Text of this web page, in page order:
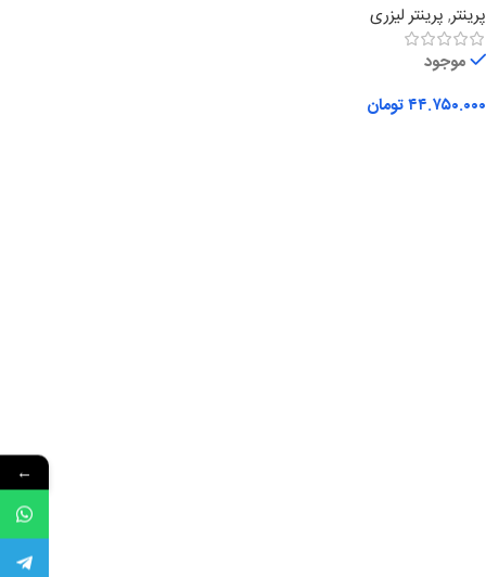
پرینتر, پرینتر لیزری
موجود
۴۴.۷۵۰.۰۰۰تومان
←